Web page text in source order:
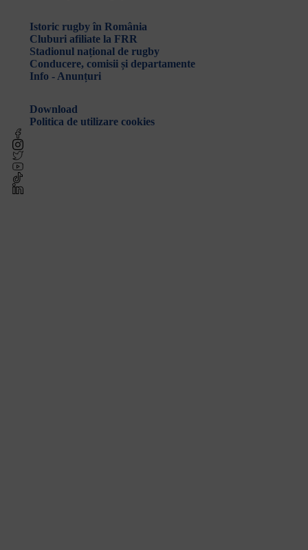
Istoric rugby în România
Cluburi afiliate la FRR
Stadionul național de rugby
Conducere, comisii și departamente
Info - Anunțuri
Download
Politica de utilizare cookies